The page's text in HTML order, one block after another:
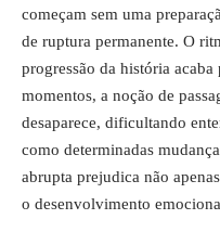
começam sem uma
de ruptura permanente. O
progressão da história
momentos, a noção de
desaparece, dificultando
como determinadas
abrupta prejudica não
o desenvolvimento